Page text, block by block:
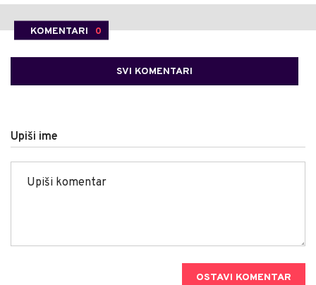
KOMENTARI 0
SVI KOMENTARI
Upiši ime
OSTAVI KOMENTAR